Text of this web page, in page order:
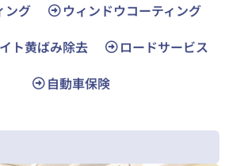
ング
ウィンドウコーティング
ト黄ばみ除去
ロードサービス
自動車保険